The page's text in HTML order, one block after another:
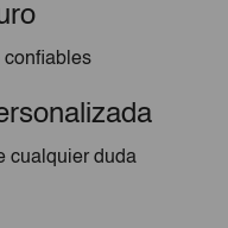
confiables
cualquier duda